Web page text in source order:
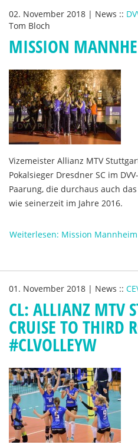
02. November 2018 | News ::
Tom Bloch
MISSION
Vizemeister Allianz MTV
Pokalsieger Dresdner SC im
Paarung, die durchaus auch
wie seinerzeit im Jahre 2016.
Weiterlesen: Mission
01. November 2018 | News ::
CL: ALLIANZ MTV
CRUISE TO THIRD
#CLVOLLEYW